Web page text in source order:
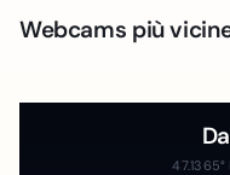
Webcams più